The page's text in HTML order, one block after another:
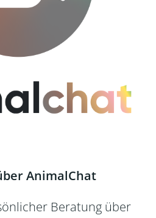
AnimalChat
Beratung über